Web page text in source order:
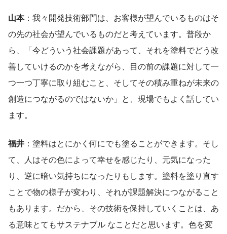
山本：我々開発技術部門は、お客様が望んでいるものはそ
の先の社会が望んでいるものだと考えています。普段か
ら、「今どういう社会課題があって、それを塗料でどう改
善していけるのかを考えながら、目の前の課題に対して一
つ一つ丁寧に取り組むこと、そしてその積み重ねが未来の
創造につながるのではないか」と、現場でもよく話してい
ます。
福井 ：塗料はとにかく何にでも塗ることができます。そし
て、人はその色によって幸せを感じたり、元気になった
り、逆に暗い気持ちになったりもします。塗料を塗り直す
ことで物の様子が変わり、それが課題解決につながること
もあります。だから、その技術を保持していくことは、あ
る意味とてもサステナブル なことだと思います。色を変